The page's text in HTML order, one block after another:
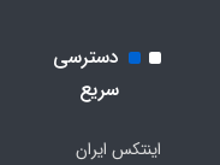
دسترسی
سریع
اینتکس ایران